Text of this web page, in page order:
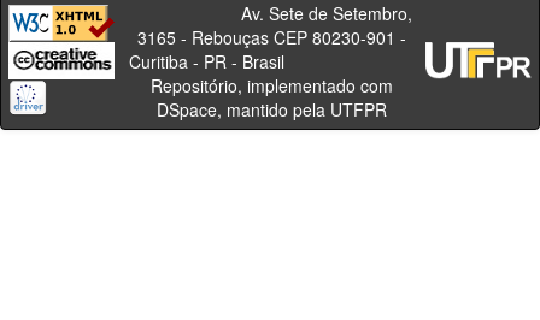
Av. Sete de Setembro,
3165 - Rebouças CEP 80230-901 -
Curitiba - PR - Brasil
Repositório, implementado com
DSpace, mantido pela UTFPR